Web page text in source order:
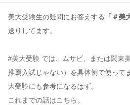
美大受験生の疑問にお答えする 「＃美
送りしてます。
#美大受験 では、ムサビ、または関東
推薦入試じゃない）を具体例で使って
大受験にも参考になるはず。
これまでの話はこちら。
コンテンツ
このサイトについて
お問い合わせ